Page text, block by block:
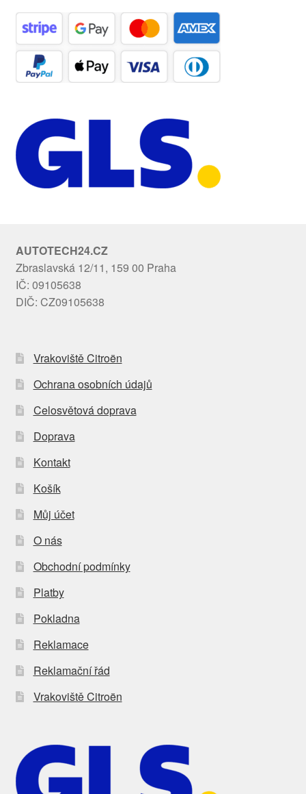
AUTOTECH24.CZ
Zbraslavská 12/11, 159 00 Praha
IČ: 09105638
DIČ: CZ09105638
Vrakoviště Citroën
Ochrana osobních údajů
Celosvětová doprava
Doprava
Kontakt
Košík
Můj účet
O nás
Obchodní podmínky
Platby
Pokladna
Reklamace
Reklamační řád
Vrakoviště Citroën